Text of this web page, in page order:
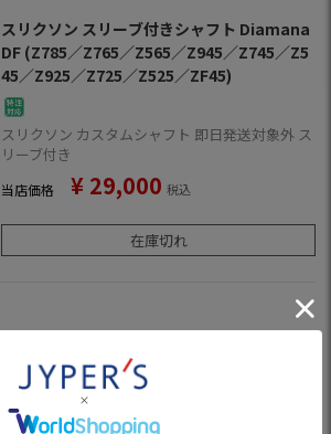
スリクソン スリーブ付きシャフト Diamana
DF (Z785／Z765／Z565／Z945／Z745／Z5
45／Z925／Z725／Z525／ZF45)
スリクソン カスタムシャフト 即日発送対象外 ス
リーブ付き
当店価格 ¥ 29,000 税込
在庫切れ
【在庫限り・特別価格|お取り寄せ不可】ミズ
ノ スリーブ付きシャフト CLOZSER (ST200
～180／GT180／MizunoPro／MP／JPX900
／JPX850)